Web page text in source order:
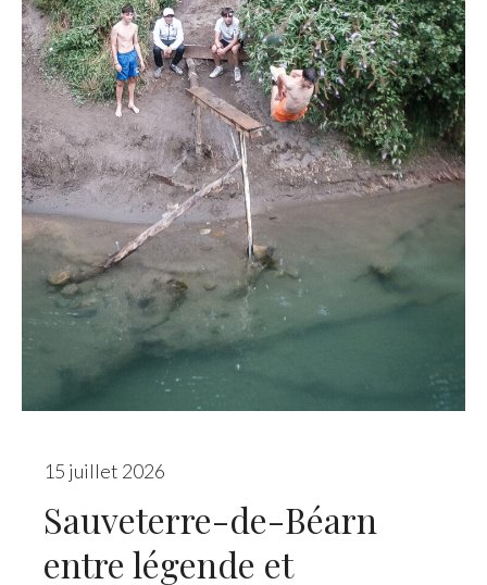
15 juillet 2026
Sauveterre-de-Béarn
entre légende et